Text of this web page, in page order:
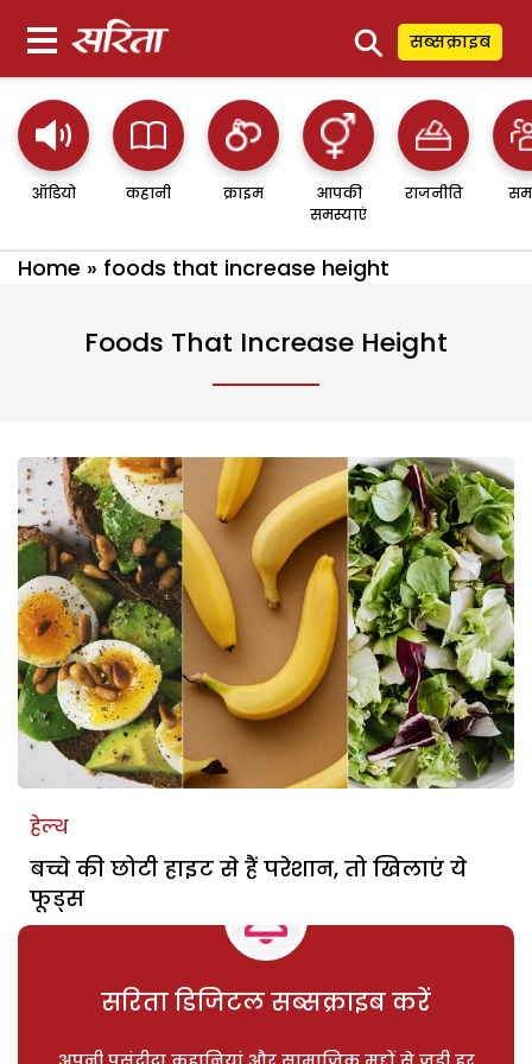
⚲ सब्सक्राइब
ऑडियो कहानी क्राइम
आपकी
समस्याएं
राजनीति
Home » foods that increase height
Foods That Increase Height
हेल्थ
बच्चे की छोटी हाइट से हैं परेशान, तो खिलाएं ये
फूड्स
सरिता डिजिटल सब्सक्राइब करें